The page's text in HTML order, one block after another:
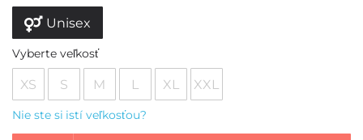
Unisex
Vyberte veľkosť
XS S M L XL XXL
Nie ste si istí veľkosťou?